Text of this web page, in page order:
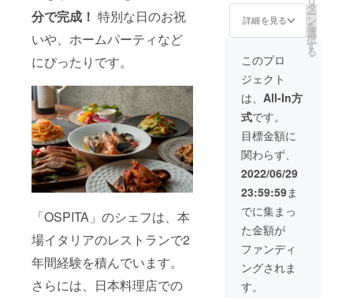
分で完成！ 特別な日のお祝
いや、ホームパーティなど
にぴったりです。
「OSPITA」のシェフは、本
場イタリアのレストランで2
年間経験を積んでいます。
さらには、日本料理店での
はあり
ます
が、
しっか
り2人前
楽しん
でいた
だける
量は入
りま
す。 ※
送料込
みのお
値段で
す。
はあり
ます
しっか
り2人前
楽しん
でいた
だける
量は入
りま
す。 ※
送料込
みのお
値段で
す。
(200g×
1PC 5
本入) ・
鮮魚の
クラフ
トビー
ル蒸し
(530g×
1PC) ・
特製ラ
グー
ソース
(300g×
1PC) ・
イイダ
コのピ
リ辛ア
ラビ
（290g
×1PC）
玉ねぎ
トリ
チャー
ナ
(380g×
1PC) ・
魚介
たっぷ
りペス
レ
(420g×
1PC) ・
濃厚ウ
ニのカ
7月から
1年間で
等が不
足しそ
うな場
合はご
連絡さ
せてい
ただき
ます。
※ネット
ワーク
販売や
企業イ
メージ
が相違
する場
合等、
掲載を
お断り
「OSPI
TA」の
発送
パッ
ケージ
でPRで
きま
す。 ※
名刺サ
イズ以
内の大
きさの
ステッ
カーを
「OSPI
TA」に
2000枚
まで送
付いた
だきま
す。 ※
ステッ
品を送
付する
際に企
業スポ
ンサー
として
御社の
チラシ
を同梱
させて
いただ
きま
す。 あ
なたの
商品や
サービ
スをチ
ラシで
PRでき
ます。
※A4サ
イズ以
詳細を見る
タ
ー
ン
を
選
択
す
る
このプロ
ジェクト
は、 All-In方
式です。
目標金額に
関わらず、
2022/06/29
23:59:59ま
でに集まっ
た金額が
ファンディ
ングされま
す。